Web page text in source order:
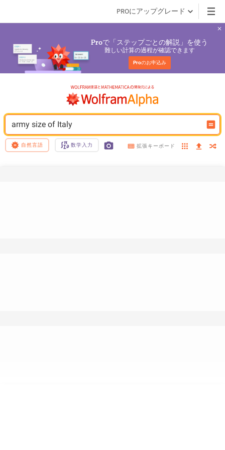
PROにアップグレード
Proで「ステップごとの解説」を使う
難しい計算の過程が確認できます
Proのお申込み
army size of Italy
自然言語 数学入力 拡張キーボード